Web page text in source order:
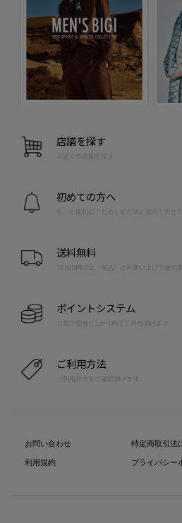
店舗を探す
お近くの店舗を探す
初めての方へ
もっと便利に！たのしむために覚えておきた
送料無料
10,000円以上（税込）のお買い上げで送料
ポイントシステム
お買い物毎に1pt=1円でご利用頂けます
ご利用方法
ご利用方法をご確認頂けます
お問い合わせ
利用規約
特定商取引法
プライバシー